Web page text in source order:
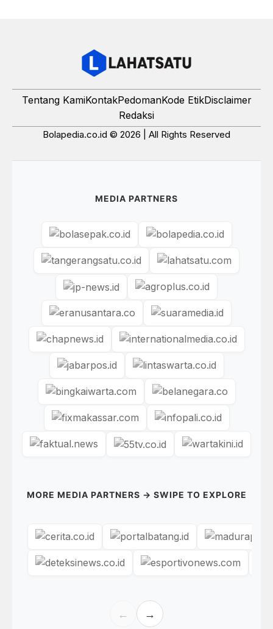
Tentang KamiKontakPedomanKode EtikDisclaimer
Redaksi
Bolapedia.co.id © 2026 | All Rights Reserved
MEDIA PARTNERS
MORE MEDIA PARTNERS → SWIPE TO EXPLORE
← →